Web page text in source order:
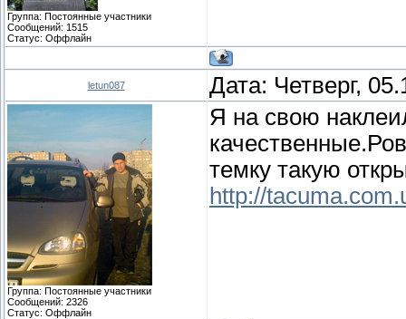
Группа: Постоянные участники
Сообщений: 1515
Статус: Оффлайн
letun087 Дата: Четверг,
Группа: Постоянные участники
Сообщений: 2326
Статус: Оффлайн
Я на свою
темку такую
http://